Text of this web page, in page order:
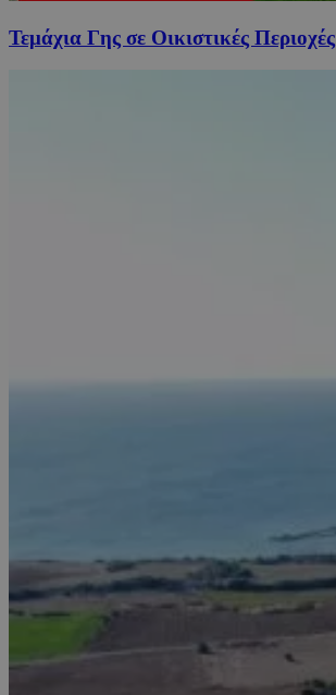
Τεμάχια Γης σε Οικιστικές Περιοχές